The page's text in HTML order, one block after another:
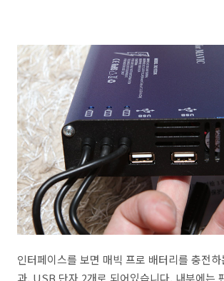
인터페이스를 보면 매빅 프로 배터리를 충전
과, USB 단자 2개로 되어있습니다. 내부에는